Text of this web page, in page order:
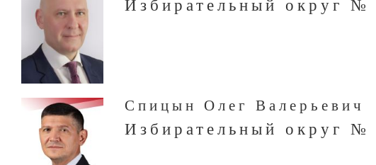
Избирательный округ №
Спицын Олег Валерьевич
Избирательный округ №